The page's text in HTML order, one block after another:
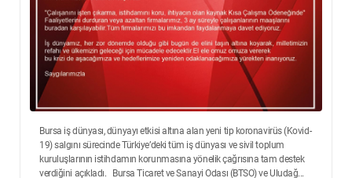
Bursa iş dünyası, dünyayı etkisi altına alan yeni tip koronavirüs (Kovid-
19) salgını sürecinde Türkiye’deki tüm iş dünyası ve sivil toplum
kuruluşlarının istihdamın korunmasına yönelik çağrısına tam destek
verdiğini açıkladı. Bursa Ticaret ve Sanayi Odası (BTSO) ve Uludağ...